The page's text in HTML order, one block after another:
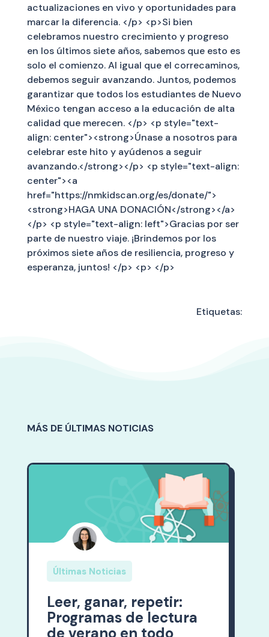
actualizaciones en vivo y oportunidades para
marcar la diferencia. </p> <p>Si bien
celebramos nuestro crecimiento y progreso
en los últimos siete años, sabemos que esto es
solo el comienzo. Al igual que el correcaminos,
debemos seguir avanzando. Juntos, podemos
garantizar que todos los estudiantes de Nuevo
México tengan acceso a la educación de alta
calidad que merecen. </p> <p style="text-
align: center"><strong>Únase a nosotros para
celebrar este hito y ayúdenos a seguir
avanzando.</strong></p> <p style="text-align:
center"><a
href="https://nmkidscan.org/es/donate/">
<strong>HAGA UNA DONACIÓN</strong></a>
</p> <p style="text-align: left">Gracias por ser
parte de nuestro viaje. ¡Brindemos por los
próximos siete años de resiliencia, progreso y
esperanza, juntos! </p> <p> </p>
Etiquetas:
MÁS DE ÚLTIMAS NOTICIAS
Últimas Noticias
LANZAMIENTO DE
DATOS: todavía en el
puesto 50: el regreso